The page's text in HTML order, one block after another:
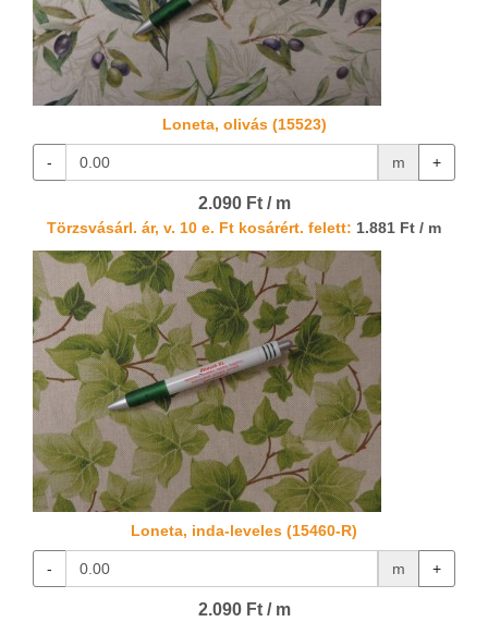
Loneta, olivás (15523)
- m +
2.090 Ft / m
Törzsvásárl. ár, v. 10 e. Ft kosárért. felett: 1.881 Ft / m
Loneta, inda-leveles (15460-R)
- m +
2.090 Ft / m